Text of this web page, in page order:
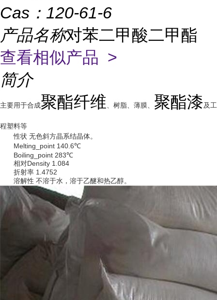
Cas： 120-61-6
产品名称对苯二甲酸二甲酯
查看相似产品 >
简介
主要用于合成聚酯纤维 、树脂、薄膜、 聚酯漆及工
程塑料等
性状 无色斜方晶系结晶体。
Melting_point 140.6℃
Boiling_point 283℃
相对Density 1.084
折射率 1.4752
溶解性 不溶于水，溶于乙醚和热乙醇。